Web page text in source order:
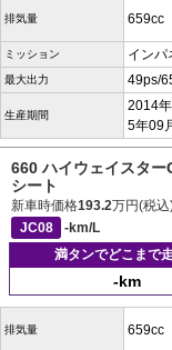
排気量 659cc
ミッション インパ
最大出力 49ps/
生産期間
2014
5年09
660 ハイウェイスタ
シート
新車時価格193.2万円(税込
JC08
-km/L
満タンでどこまで
-km
排気量 659cc